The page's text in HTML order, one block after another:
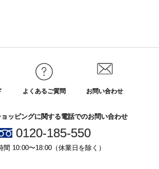
よくあるご質問 お問い合わせ
ッピングに関する電話でのお問い合わせ
0120-185-550
間 10:00〜18:00（休業日を除く）